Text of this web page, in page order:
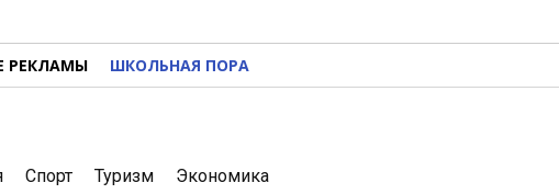
РЕКЛАМЫ ШКОЛЬНАЯ ПОРА
Спорт Туризм Экономика